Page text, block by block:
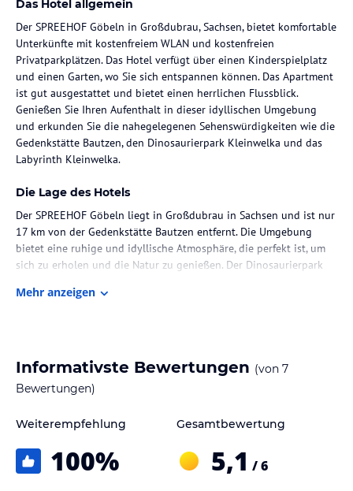
Das Hotel allgemein
Der SPREEHOF Göbeln in Großdubrau, Sachsen, bietet komfortable
Unterkünfte mit kostenfreiem WLAN und kostenfreien
Privatparkplätzen. Das Hotel verfügt über einen Kinderspielplatz
und einen Garten, wo Sie sich entspannen können. Das Apartment
ist gut ausgestattet und bietet einen herrlichen Flussblick.
Genießen Sie Ihren Aufenthalt in dieser idyllischen Umgebung
und erkunden Sie die nahegelegenen Sehenswürdigkeiten wie die
Gedenkstätte Bautzen, den Dinosaurierpark Kleinwelka und das
Labyrinth Kleinwelka.
Die Lage des Hotels
Der SPREEHOF Göbeln liegt in Großdubrau in Sachsen und ist nur
17 km von der Gedenkstätte Bautzen entfernt. Die Umgebung
bietet eine ruhige und idyllische Atmosphäre, die perfekt ist, um
sich zu erholen und die Natur zu genießen. Der Dinosaurierpark
erreichen und bieten Spaß für die ganze Familie. Der
Zimmer / Unterbringung im Hotel
Das Apartment im SPREEHOF Göbeln verfügt über eine Terrasse
eingerichtet und verfügt über einen gemütlichen Sitzbereich
einem Kühlschrank, einem Backofen, einer Mikrowelle, einem
Kochfeld, einem Toaster, einer Kaffeemaschine und einem
Mehr anzeigen
Informativste Bewertungen (von 7
Bewertungen)
Weiterempfehlung
100%
Gesamtbewertung
5,1 / 6